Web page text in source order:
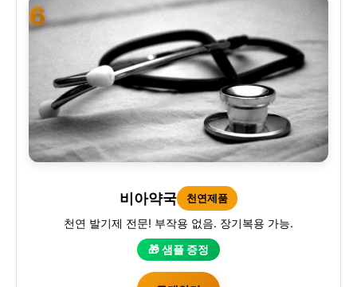
6
비아약국 천연제품
천연 발기제 전문! 부작용 없음. 장기복용 가능.
🎁 샘플 증정